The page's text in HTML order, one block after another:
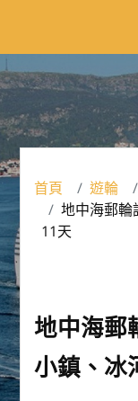
首頁 遊輪
地中海郵輪
11天
地中海郵
小鎮、冰